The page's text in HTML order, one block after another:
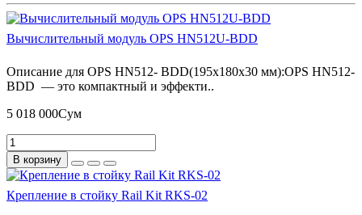
Вычислительный модуль OPS HN512U-BDD
Описание для OPS HN512- BDD(195x180x30 мм):OPS HN512-
BDD — это компактный и эффекти..
5 018 000Сум
В корзину
Крепление в стойку Rail Kit RKS-02